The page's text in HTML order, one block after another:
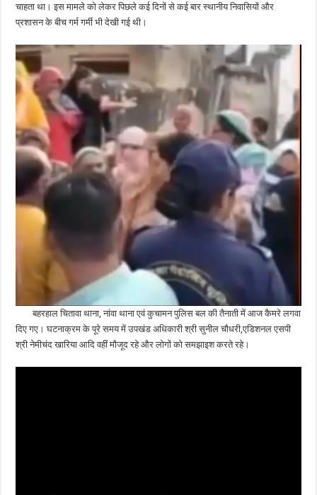
चाहता था। इस मामले को लेकर पिछले कई दिनों से कई बार स्थानीय निवासियों और
प्रशासन के बीच गर्म गर्मी भी देखी गई थी।
बहरहाल चितावा थाना, नांवा थाना एवं कुचामन पुलिस बल की तैनाती में आज कैमरे लगवा
दिए गए। घटनाक्रम के पूरे समय में उपखंड अधिकारी श्री सुनील चौधरी,एडिशनल एसपी
श्री नेमीचंद खारिया आदि वहीं मौजूद रहे और लोगों को समझाइश करते रहे।